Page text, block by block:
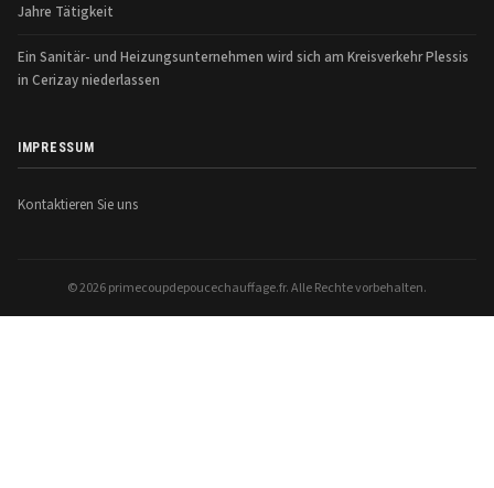
Jahre Tätigkeit
Ein Sanitär- und Heizungsunternehmen wird sich am Kreisverkehr Plessis
in Cerizay niederlassen
IMPRESSUM
Kontaktieren Sie uns
© 2026 primecoupdepoucechauffage.fr. Alle Rechte vorbehalten.